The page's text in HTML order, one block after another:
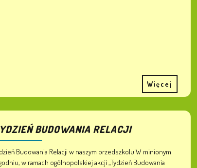
Więcej
BUDOWANIA RELACJI
Budowania Relacji w naszym przedszkolu W minionym
w ramach ogólnopolskiej akcji „Tydzień Budowania